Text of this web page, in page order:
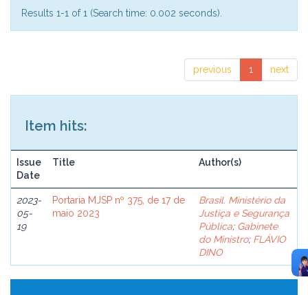
Results 1-1 of 1 (Search time: 0.002 seconds).
previous 1 next
Item hits:
Issue
Date
Title Author(s)
2023-
05-
19
Portaria MJSP nº 375, de 17 de
maio 2023
Brasil. Ministério da
Justiça e Segurança
Pública; Gabinete
do Ministro; FLÁVIO
DINO